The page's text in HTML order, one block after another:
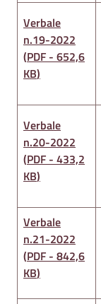
Verbale
n.19-2022
(PDF - 652,6
KB)
Verbale
n.20-2022
(PDF - 433,2
KB)
Verbale
n.21-2022
(PDF - 842,6
KB)